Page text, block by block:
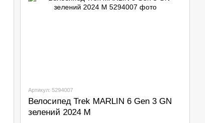
Артикул: 5294007
Велосипед Trek MARLIN 6 Gen 3 GN
зелений 2024 M